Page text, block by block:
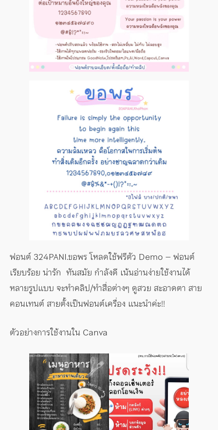
ฟอนต์ 324PANI.ขอพร โหลดใช้ฟรีตัว Demo – ฟอนต์
เรียบร้อย น่ารัก ทันสมัย กำลังดี เน้นอ่านง่ายใช้งานได้
หลายรูปแบบ จะทำคลิป/ทำสื่อต่างๆ ดูสวย สะอาดตา สาย
คอนเทนต์ สายตั้งเป็นฟอนต์เครื่อง แนะนำค่ะ!!
ตัวอย่างการใช้งานใน Canva